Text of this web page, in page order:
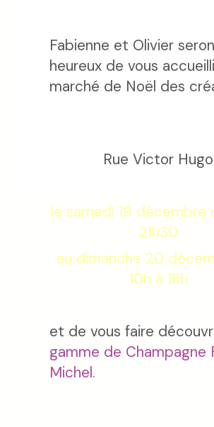
Fabienne et Olivier
heureux de vous
marché de Noël des
Rue Victor Hugo
le samedi 19 décembre
21h30
au dimanche 20
10h à 18h
et de vous faire
gamme de Champagne
Michel.